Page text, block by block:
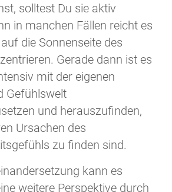
solltest Du sie aktiv
in manchen Fällen reicht es
die Sonnenseite des
Gerade dann ist es
mit der eigenen
Gefühlswelt
und herauszufinden,
Ursachen des
zu finden sind.
kann es
weitere Perspektive durch